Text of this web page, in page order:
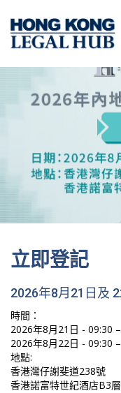
立即登記
2026年8月21日及
時間：
2026年8月21日 - 09:30
2026年8月22日 - 09:30
地點:
香港灣仔謝斐道238號
香港諾富特世紀酒店B3